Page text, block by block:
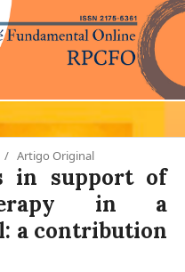
/ Artigo Original
in support of
in a
a contribution